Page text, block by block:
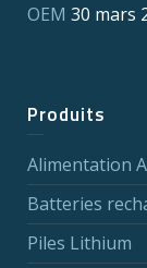
OEM 30 mars
Produits
Alimentation
Batteries
Piles Lithium